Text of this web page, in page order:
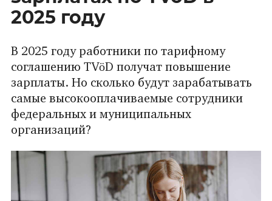
2025 году
В 2025 году работники по тарифному
соглашению TVöD получат повышение
зарплаты. Но сколько будут зарабатывать
самые высокооплачиваемые сотрудники
федеральных и муниципальных
организаций?